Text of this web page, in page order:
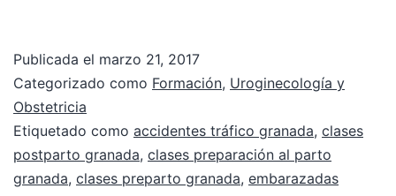
Publicada el marzo 21, 2017
Categorizado como Formación, Uroginecología y
Obstetricia
Etiquetado como accidentes tráfico granada, clases
postparto granada, clases preparación al parto
granada, clases preparto granada, embarazadas